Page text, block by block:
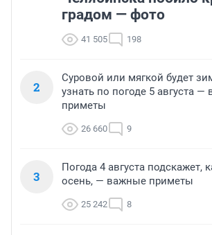
градом — фото
41 505 198
2
Суровой или мягкой будет
узнать по погоде 5 августа
приметы
26 660 9
3
Погода 4 августа подскажет,
осень, — важные приметы
25 242 8